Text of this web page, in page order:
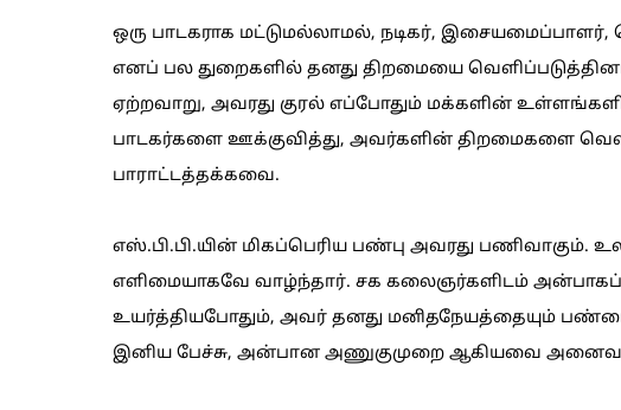
ஒரு பாடகராக மட்டுமல்லாமல், நடிகர்,
எனப் பல துறைகளில் தனது திறமையை
ஏற்றவாறு, அவரது குரல் எப்போதும் மக்களின்
பாடகர்களை ஊக்குவித்து, அவர்களின் திறமைகளை
பாராட்டத்தக்கவை.
எஸ்.பி.பி.யின் மிகப்பெரிய பண்பு அவரது பணிவாகும்.
எளிமையாகவே வாழ்ந்தார். சக கலைஞர்களிடம்
உயர்த்தியபோதும், அவர் தனது மனிதநேயத்தையும்
இனிய பேச்சு, அன்பான அணுகுமுறை ஆகியவை